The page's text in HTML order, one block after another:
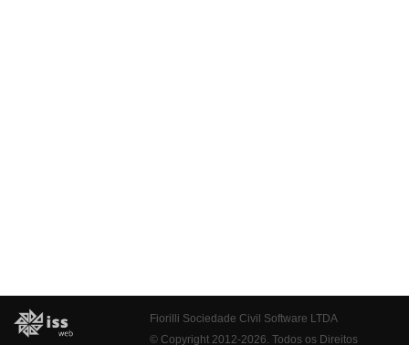
Fiorilli Sociedade Civil Software LTDA
© Copyright 2012-2026. Todos os Direitos